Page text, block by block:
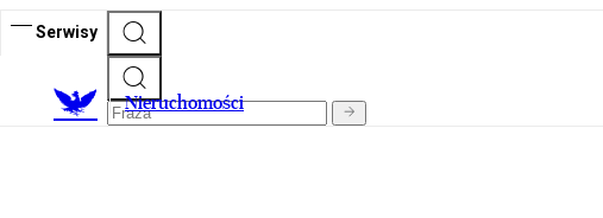
Serwisy
Nieruchomości